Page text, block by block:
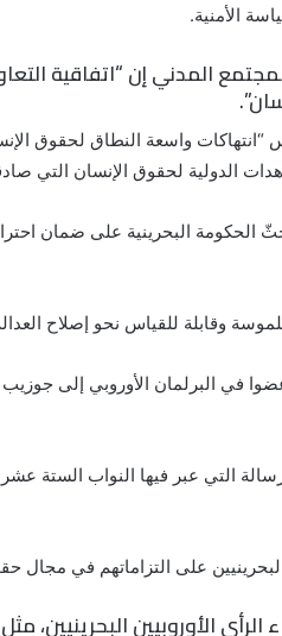
الأمنية.
المدني إن “اتفاقية
“انتهاكات واسعة النطاق لحقوق
الدولية لحقوق الإنسان التي
الحكومة البحرينية على ضمان
وقابلة للقياس نحو إصلاح
البرلمان الأوروبي إلى جوزيب
التي عبر فيها النواب
على التزاماتهم في مجال
الأوروبيين البحرينيين،